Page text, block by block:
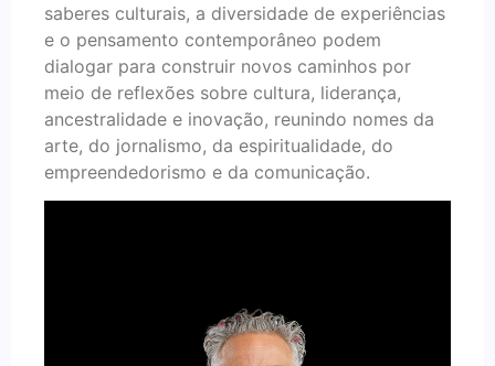
saberes culturais, a diversidade de experiências
e o pensamento contemporâneo podem
dialogar para construir novos caminhos por
meio de reflexões sobre cultura, liderança,
ancestralidade e inovação, reunindo nomes da
arte, do jornalismo, da espiritualidade, do
empreendedorismo e da comunicação.